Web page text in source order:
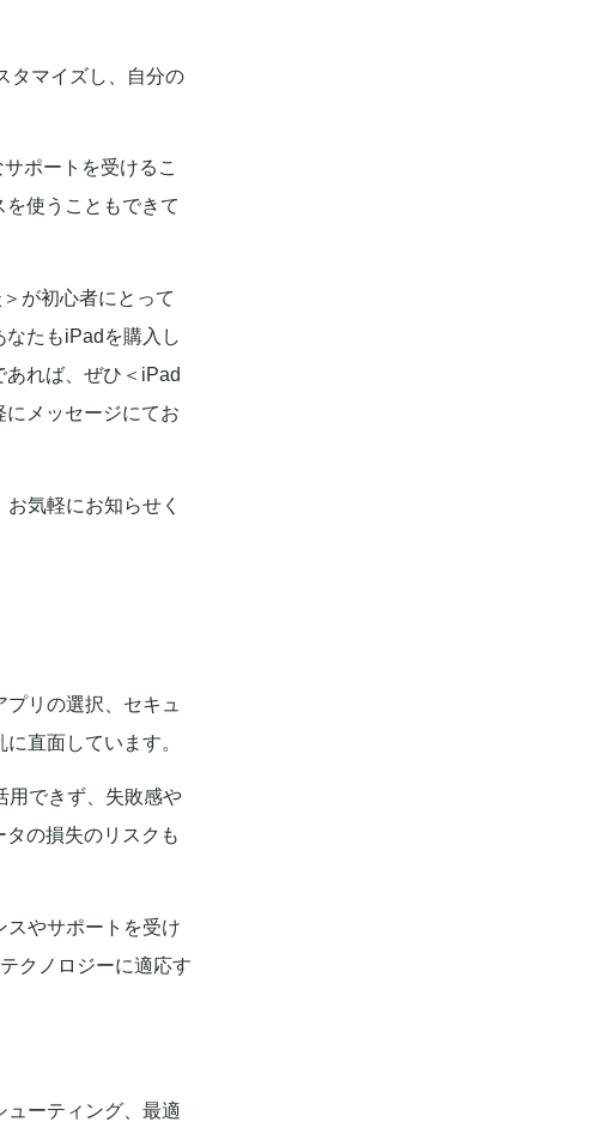
タマイズし、自分の
ポートを受けるこ
使うこともできて
が初心者にとって
たもiPadを購入し
れば、ぜひ＜iPad
メッセージにてお
気軽にお知らせく
リの選択、セキュ
直面しています。
用できず、失敗感や
の損失のリスクも
スやサポートを受け
クノロジーに適応す
ューティング、最適